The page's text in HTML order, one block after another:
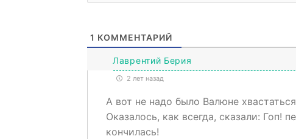
1 КОММЕНТАРИЙ
Лаврентий Берия
2 лет назад
А вот не надо было Валюне
Оказалось, как всегда, сказали: Гоп!
кончилась!